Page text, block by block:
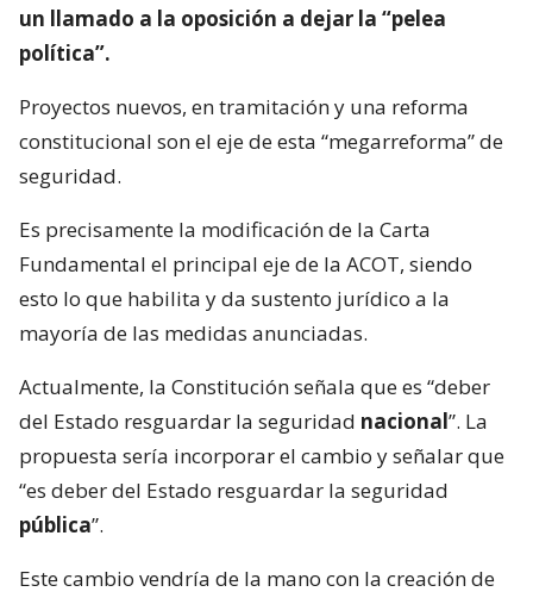
un llamado a la oposición a dejar la “pelea
política”.
Proyectos nuevos, en tramitación y una reforma
constitucional son el eje de esta “megarreforma” de
seguridad.
Es precisamente la modificación de la Carta
Fundamental el principal eje de la ACOT, siendo
esto lo que habilita y da sustento jurídico a la
mayoría de las medidas anunciadas.
Actualmente, la Constitución señala que es “deber
del Estado resguardar la seguridad nacional”. La
propuesta sería incorporar el cambio y señalar que
“es deber del Estado resguardar la seguridad
pública”.
Este cambio vendría de la mano con la creación de